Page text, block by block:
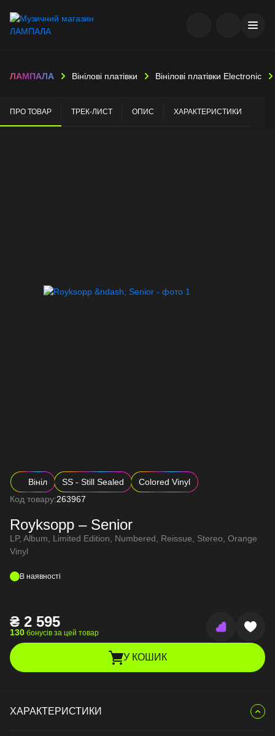
ЛАМПАЛА Вінілові платівки Вінілові платівки Electronic
ПРО ТОВАР ТРЕК-ЛИСТ ОПИС ХАРАКТЕРИСТИКИ
Вініл SS - Still Sealed
Colored Vinyl
Код товару:263967
Royksopp – Senior
LP, Album, Limited Edition, Numbered, Reissue, Stereo, Orange
Vinyl
В наявності
₴ 2 595
130 бонусів за цей товар
У КОШИК
ХАРАКТЕРИСТИКИ